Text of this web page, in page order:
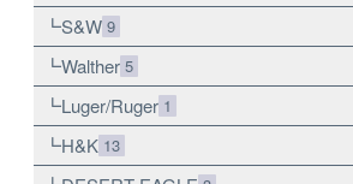
S&W 9
Walther 5
Luger/Ruger 1
H&K 13